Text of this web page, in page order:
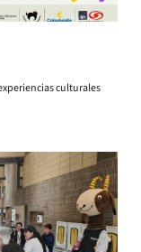
culturales